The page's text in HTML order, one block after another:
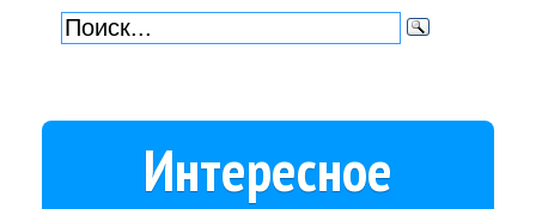
Интересное